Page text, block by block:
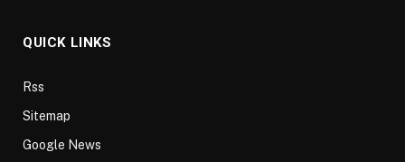
QUICK LINKS
Rss
Sitemap
Google News